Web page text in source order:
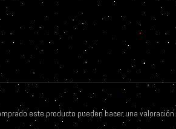
este producto pueden hacer una valoración.